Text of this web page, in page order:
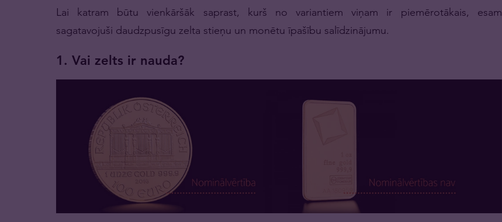
Lai katram būtu vienkāršāk saprast, kurš no variantiem viņam ir piemērotākais, esam
sagatavojuši daudzpusīgu zelta stieņu un monētu īpašību salīdzinājumu.
1. Vai zelts ir nauda?